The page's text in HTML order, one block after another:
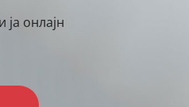
онлајн